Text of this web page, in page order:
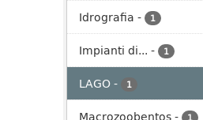
Idrografia - 1
Impianti di... - 1
LAGO- 1
Macrozoobentos-